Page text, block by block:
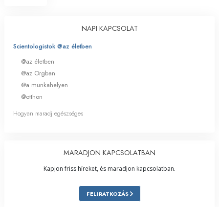
NAPI KAPCSOLAT
Scientologistok @az életben
@az életben
@az Orgban
@a munkahelyen
@otthon
Hogyan maradj egészséges
MARADJON KAPCSOLATBAN
Kapjon friss híreket, és maradjon kapcsolatban.
FELIRATKOZÁS